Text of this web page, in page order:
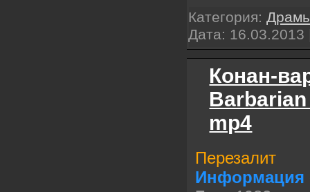
Категория:
Дата: 16.03.2013
Конан-
mp4
Перезалит